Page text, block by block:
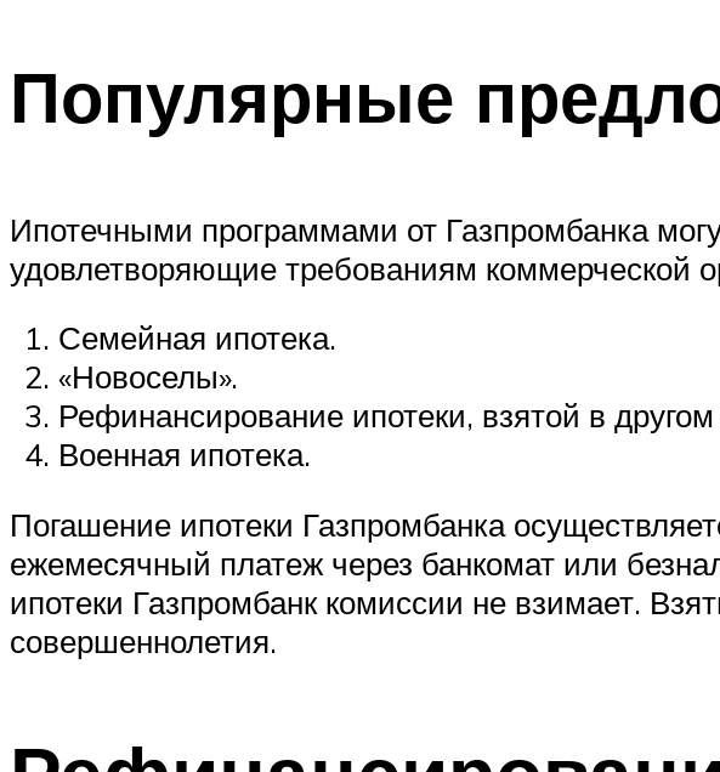
Популярные
Ипотечными программами от Газпромбанка
удовлетворяющие требованиям коммерческой
Семейная ипотека.
«Новоселы».
Рефинансирование ипотеки, взятой в
Военная ипотека.
Погашение ипотеки Газпромбанка
ежемесячный платеж через банкомат или
ипотеки Газпромбанк комиссии не взимает.
совершеннолетия.